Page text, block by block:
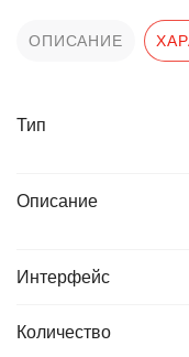
ОПИСАНИЕ
Тип
Описание
Интерфейс
Количество